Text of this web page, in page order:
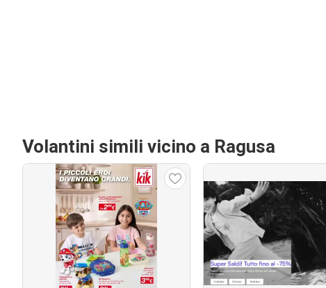
Volantini simili vicino a Ragusa